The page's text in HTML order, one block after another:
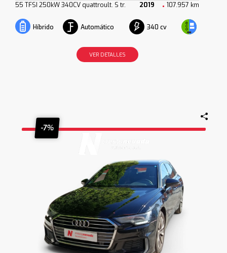
55 TFSI 250kW 340CV quattroult. S tr. 2019 107.957 km
Híbrido Automático 340 cv
VER DETALLES
-7%